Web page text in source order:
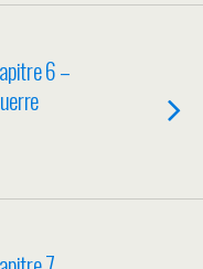
6 –